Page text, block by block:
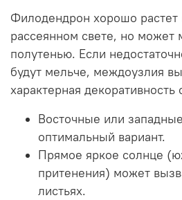
Филодендрон хорошо растет
рассеянном свете, но может
полутенью. Если
будут мельче, междоузлия
характерная декоративность
Восточные или
оптимальный вариант.
Прямое яркое солнце
притенения) может
листьях.